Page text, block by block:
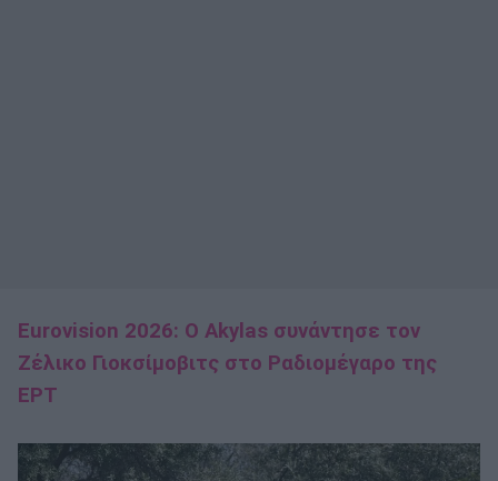
Eurovision 2026: Ο Akylas συνάντησε τον
Ζέλικο Γιοκσίμοβιτς στο Ραδιομέγαρο της
ΕΡΤ